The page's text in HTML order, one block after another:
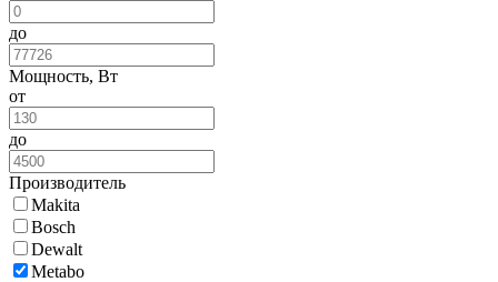
до
Мощность, Вт
от
до
Производитель
Makita
Bosch
Dewalt
Metabo